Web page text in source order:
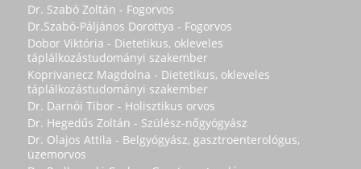
Dr. Szabó Zoltán - Fogorvos
Dr.Szabó-Páljános Dorottya - Fogorvos
Dobor Viktória - Dietetikus, okleveles
táplálkozástudományi szakember
Koprivanecz Magdolna - Dietetikus, okleveles
táplálkozástudományi szakember
Dr. Darnói Tibor - Holisztikus orvos
Dr. Hegedűs Zoltán - Szülész-nőgyógyász
Dr. Olajos Attila - Belgyógyász, gasztroenterológus,
üzemorvos